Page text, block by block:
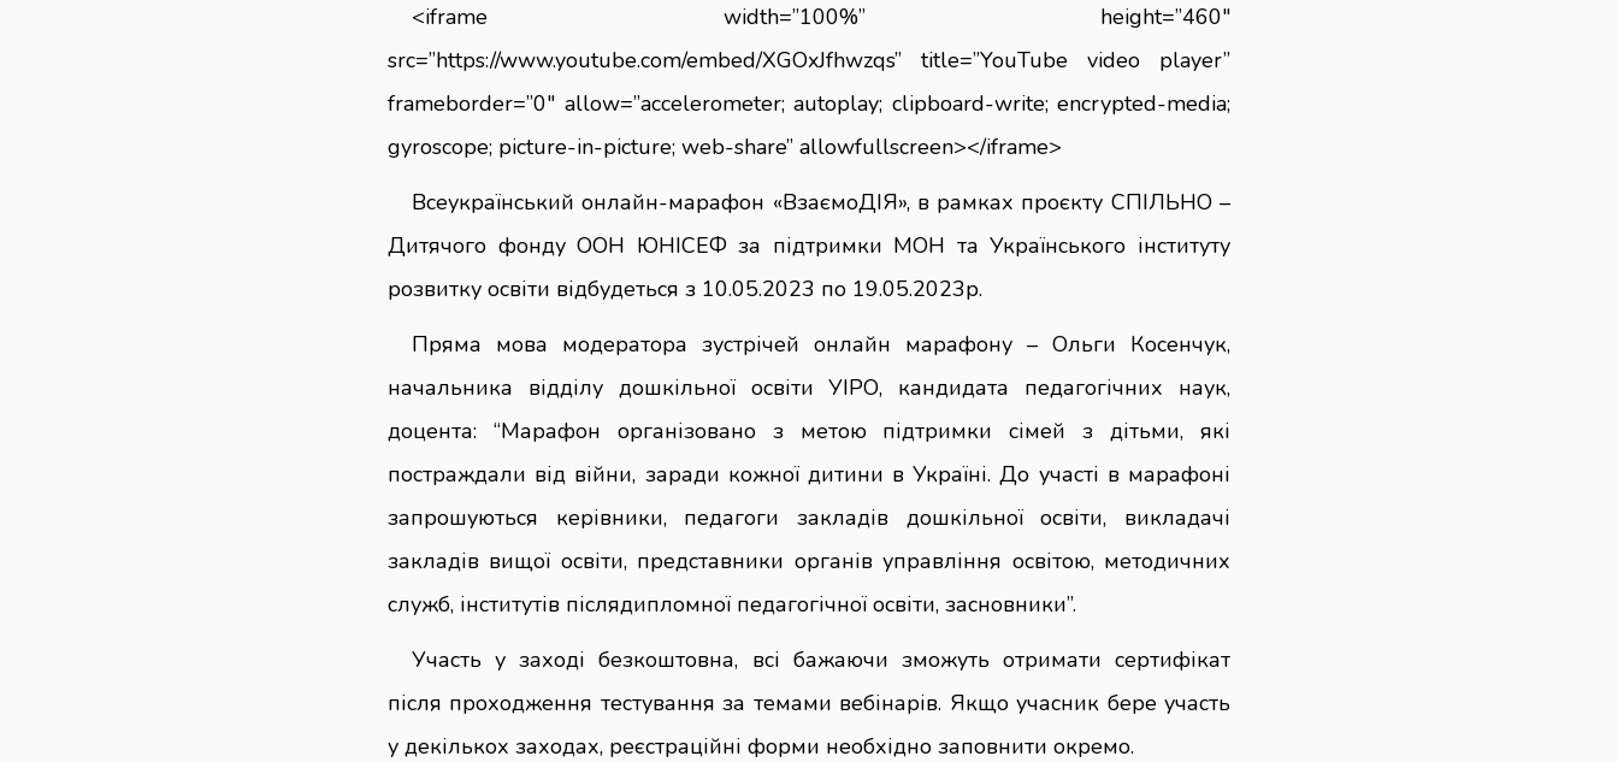
<iframe width=”100%” height=”460″
src=”https://www.youtube.com/embed/XGOxJfhwzqs” title=”YouTube video player”
frameborder=”0″ allow=”accelerometer; autoplay; clipboard-write; encrypted-media;
gyroscope; picture-in-picture; web-share” allowfullscreen></iframe>
Всеукраїнський онлайн-марафон «ВзаємоДІЯ», в рамках проєкту СПІЛЬНО –
Дитячого фонду ООН ЮНІСЕФ за підтримки МОН та Українського інституту
розвитку освіти відбудеться з 10.05.2023 по 19.05.2023р.
Пряма мова модератора зустрічей онлайн марафону – Ольги Косенчук,
начальника відділу дошкільної освіти УІРО, кандидата педагогічних наук,
доцента: “Марафон організовано з метою підтримки сімей з дітьми, які
постраждали від війни, заради кожної дитини в Україні. До участі в марафоні
запрошуються керівники, педагоги закладів дошкільної освіти, викладачі
закладів вищої освіти, представники органів управління освітою, методичних
служб, інститутів післядипломної педагогічної освіти, засновники”.
Участь у заході безкоштовна, всі бажаючи зможуть отримати сертифікат
після проходження тестування за темами вебінарів. Якщо учасник бере участь
у декількох заходах, реєстраційні форми необхідно заповнити окремо.